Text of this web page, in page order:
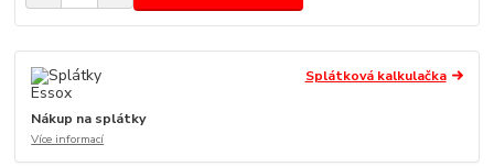
Splátková kalkulačka
Nákup na splátky
Více informací